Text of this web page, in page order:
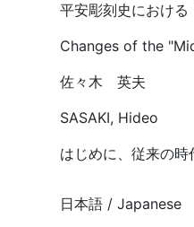
平安彫刻史におけ
Changes of the
佐々木 英夫
SASAKI, Hideo
はじめに、従来の時
日本語 / Japanese